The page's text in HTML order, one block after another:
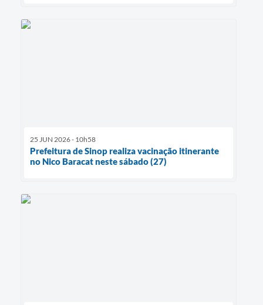
25 JUN 2026 - 10h58
Prefeitura de Sinop realiza vacinação itinerante
no Nico Baracat neste sábado (27)